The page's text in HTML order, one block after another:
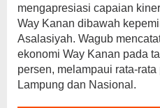
mengapresiasi capaian
Way Kanan dibawah
Asalasiyah. Wagub
ekonomi Way Kanan pada
persen, melampaui rata-
Lampung dan Nasional.